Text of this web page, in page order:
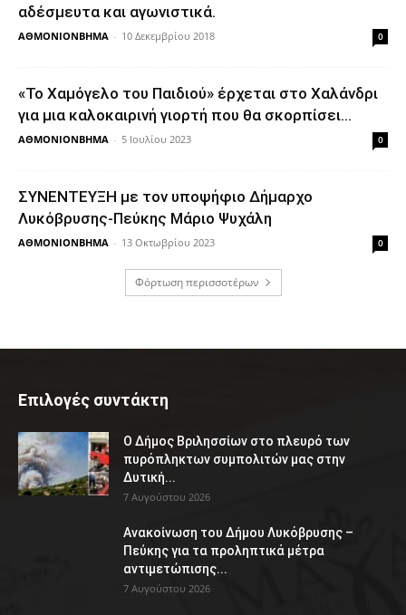
αδέσμευτα και αγωνιστικά.
ΑΘΜΟΝΙΟΝΒΗΜΑ - 10 Δεκεμβρίου 2018 0
«Το Χαμόγελο του Παιδιού» έρχεται στο Χαλάνδρι
για μια καλοκαιρινή γιορτή που θα σκορπίσει...
ΑΘΜΟΝΙΟΝΒΗΜΑ - 5 Ιουλίου 2023 0
ΣΥΝΕΝΤΕΥΞΗ με τον υποψήφιο Δήμαρχο
Λυκόβρυσης-Πεύκης Μάριο Ψυχάλη
ΑΘΜΟΝΙΟΝΒΗΜΑ - 13 Οκτωβρίου 2023 0
Φόρτωση περισσοτέρων
Επιλογές συντάκτη
Ο Δήμος Βριλησσίων στο πλευρό των
πυρόπληκτων συμπολιτών μας στην
Δυτική...
7 Αυγούστου 2026
Ανακοίνωση του Δήμου Λυκόβρυσης –
Πεύκης για τα προληπτικά μέτρα
αντιμετώπισης...
7 Αυγούστου 2026